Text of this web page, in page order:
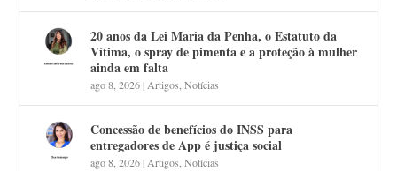
20 anos da Lei Maria da Penha, o Estatuto da
Vítima, o spray de pimenta e a proteção à mulher
ainda em falta
ago 8, 2026|Artigos,Notícias
Concessão de benefícios do INSS para
entregadores de App é justiça social
ago 8, 2026|Artigos,Notícias